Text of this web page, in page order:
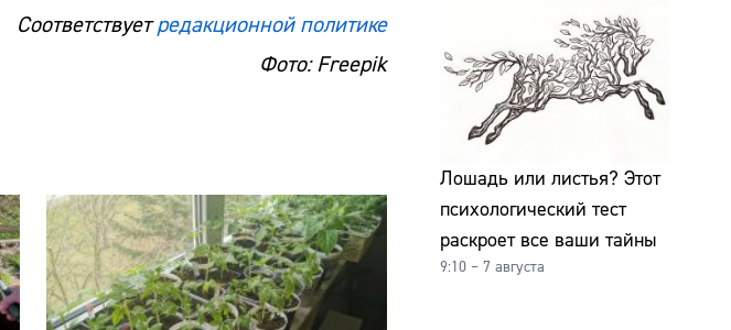
Соответствуетредакционной политике
Фото: Freepik
Лошадь или листья? Этот
психологический тест
раскроет все ваши тайны
9:10 – 7 августа